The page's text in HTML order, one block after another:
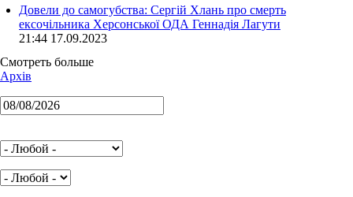
Довели до самогубства: Сергій Хлань про смерть
ексочільника Херсонської ОДА Геннадія Лагути
21:44 17.09.2023
Смотреть больше
Архів